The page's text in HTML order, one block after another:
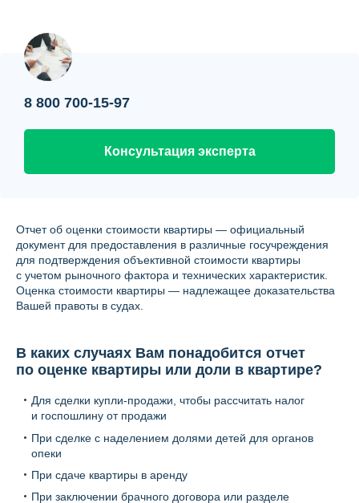
Контакты
Вопрос-ответ
8 800 700-15-97
Консультация эксперта
Отчет об оценки стоимости квартиры — официальный
документ для предоставления в различные госучреждения
для подтверждения объективной стоимости квартиры
с учетом рыночного фактора и технических характеристик.
Оценка стоимости квартиры — надлежащее доказательства
Вашей правоты в судах.
В каких случаях Вам понадобится отчет
по оценке квартиры или доли в квартире?
Для сделки купли-продажи, чтобы рассчитать налог
и госпошлину от продажи
При сделке с наделением долями детей для органов
опеки
При сдаче квартиры в аренду
При заключении брачного договора или разделе